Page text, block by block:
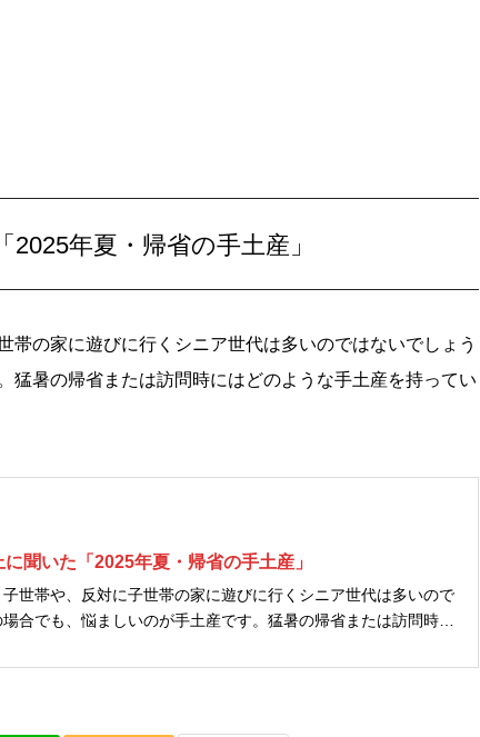
年夏・帰省の手土産」
帯の家に遊びに行くシニア世代は多いのではないでしょう
猛暑の帰省または訪問時にはどのような手土産を持ってい
聞いた「2025年夏・帰省の手土産」
世帯や、反対に子世帯の家に遊びに行くシニア世代は多いので
合でも、悩ましいのが手土産です。猛暑の帰省または訪問時に
のアンケー...